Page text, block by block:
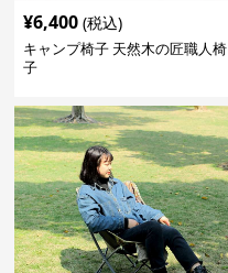
¥6,400 (税込)
キャンプ椅子 天然木の匠職人椅
子